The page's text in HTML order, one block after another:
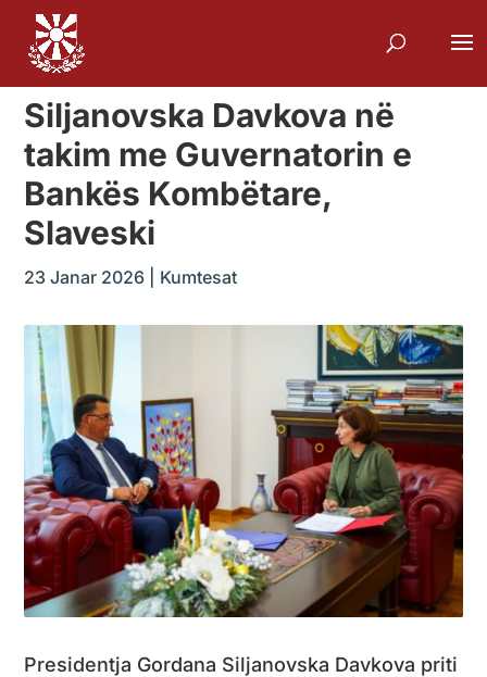
Siljanovska Davkova në
takim me Guvernatorin e
Bankës Kombëtare,
Slaveski
23 Janar 2026 Kumtesat
Presidentja Gordana Siljanovska Davkova priti